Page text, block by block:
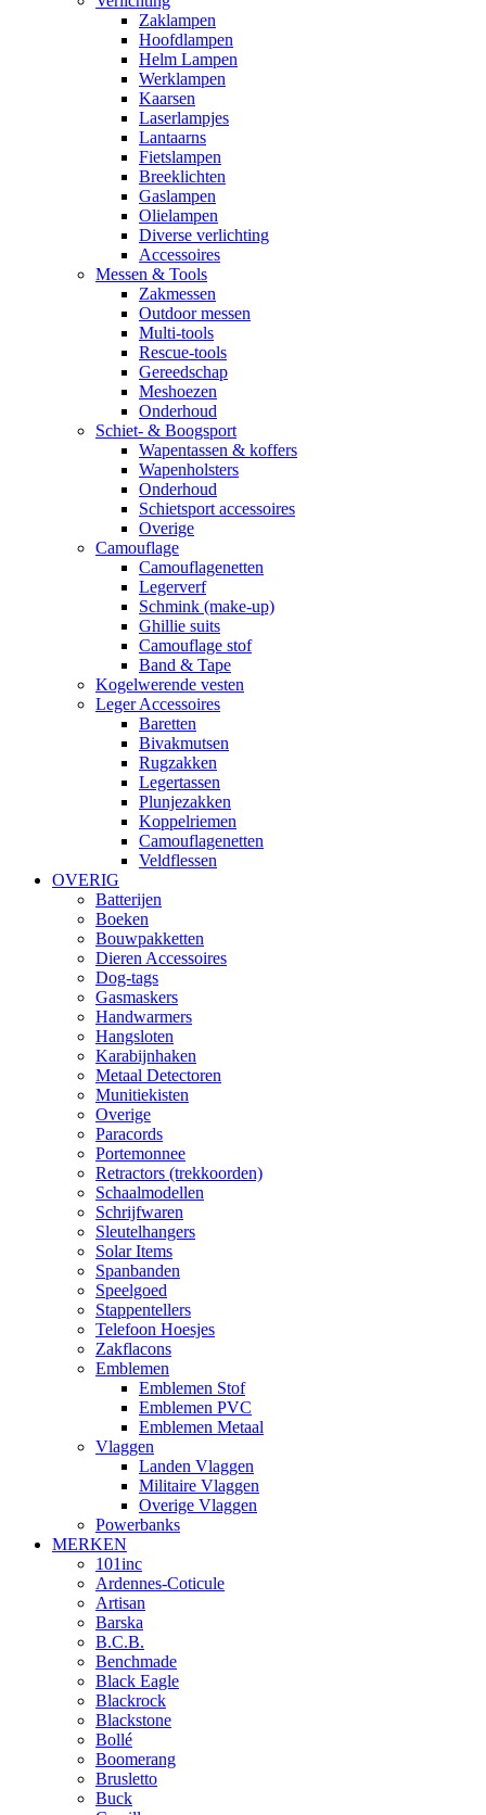
Zaklampen
Hoofdlampen
Helm Lampen
Werklampen
Kaarsen
Laserlampjes
Lantaarns
Fietslampen
Breeklichten
Gaslampen
Olielampen
Diverse verlichting
Accessoires
Messen & Tools
Zakmessen
Outdoor messen
Multi-tools
Rescue-tools
Gereedschap
Meshoezen
Onderhoud
Schiet- & Boogsport
Wapentassen & koffers
Wapenholsters
Onderhoud
Schietsport accessoires
Overige
Camouflage
Camouflagenetten
Legerverf
Schmink (make-up)
Ghillie suits
Camouflage stof
Band & Tape
Kogelwerende vesten
Leger Accessoires
Baretten
Bivakmutsen
Rugzakken
Legertassen
Plunjezakken
Koppelriemen
Camouflagenetten
Veldflessen
OVERIG
Batterijen
Boeken
Bouwpakketten
Dieren Accessoires
Dog-tags
Gasmaskers
Handwarmers
Hangsloten
Karabijnhaken
Metaal Detectoren
Munitiekisten
Overige
Paracords
Portemonnee
Retractors (trekkoorden)
Schaalmodellen
Schrijfwaren
Sleutelhangers
Solar Items
Spanbanden
Speelgoed
Stappentellers
Telefoon Hoesjes
Zakflacons
Emblemen
Emblemen Stof
Emblemen PVC
Emblemen Metaal
Vlaggen
Landen Vlaggen
Militaire Vlaggen
Overige Vlaggen
Powerbanks
MERKEN
101inc
Ardennes-Coticule
Artisan
Barska
B.C.B.
Benchmade
Black Eagle
Blackrock
Blackstone
Bollé
Boomerang
Brusletto
Buck